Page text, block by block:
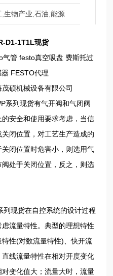
,生物产业,石油,能源
D1-1T1L现货
管 festo真空吸盘 费斯托过
FESTO代理
硕机械设备有限公司
列现货有气开阀和气闭阀
安全和使用要求考虑，当信
闭位置，对工艺生产造成的
闭位置时危害小，则选用气
处于关闭位置，反之，则选
列现货在自控系统的设计过程
流量特性。典型的理想特性
性(对数流量特性)、快开流
线流量特性在相对开度变化
变化值大；流量大时，流量